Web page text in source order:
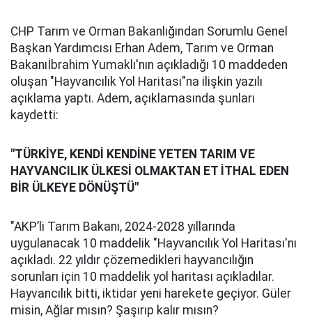
CHP Tarım ve Orman Bakanlığından Sorumlu Genel
Başkan Yardımcısı Erhan Adem, Tarım ve Orman
Bakanıİbrahim Yumaklı'nın açıkladığı 10 maddeden
oluşan "Hayvancılık Yol Haritası"na ilişkin yazılı
açıklama yaptı. Adem, açıklamasında şunları
kaydetti:
"TÜRKİYE, KENDİ KENDİNE YETEN TARIM VE
HAYVANCILIK ÜLKESİ OLMAKTAN ET İTHAL EDEN
BİR ÜLKEYE DÖNÜŞTÜ"
"AKP’li Tarım Bakanı, 2024-2028 yıllarında
uygulanacak 10 maddelik "Hayvancılık Yol Haritası'nı
açıkladı. 22 yıldır çözemedikleri hayvancılığın
sorunları için 10 maddelik yol haritası açıkladılar.
Hayvancılık bitti, iktidar yeni harekete geçiyor. Güler
misin, Ağlar mısın? Şaşırıp kalır mısın?